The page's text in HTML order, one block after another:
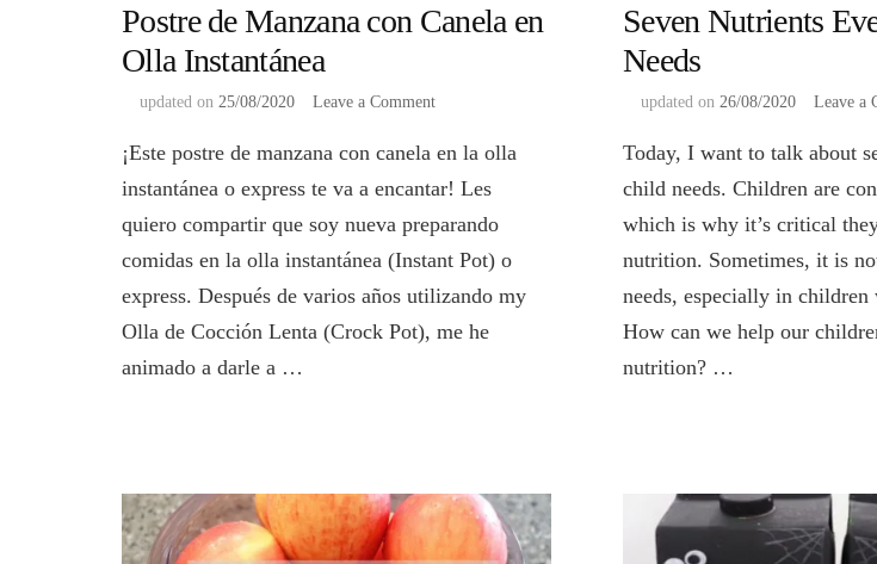
Postre de Manzana con Canela en
Olla Instantánea
updated on 25/08/2020 Leave a Commenton
de
con
Canela
Instantánea
¡Este postre de manzana con canela en la olla
instantánea o express te va a encantar! Les
quiero compartir que soy nueva preparando
comidas en la olla instantánea (Instant Pot) o
express. Después de varios años utilizando my
Olla de Cocción Lenta (Crock Pot), me he
animado a darle a …
Seven Nutrients
Needs
updated on 26/08/2020 Leave a
Today, I want to talk about
child needs. Children are
which is why it’s critical
nutrition. Sometimes, it is
needs, especially in children
How can we help our
nutrition? …